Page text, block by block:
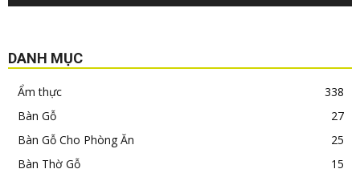
DANH MỤC
Ẩm thực
338
Bàn Gỗ
27
Bàn Gỗ Cho Phòng Ăn
25
Bàn Thờ Gỗ
15